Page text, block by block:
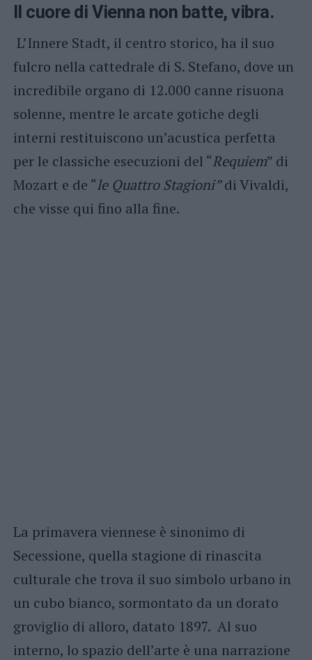
Il cuore di Vienna non batte, vibra.
L’Innere Stadt, il centro storico, ha il suo
fulcro nella cattedrale di S. Stefano, dove un
incredibile organo di 12.000 canne risuona
solenne, mentre le arcate gotiche degli
interni restituiscono un’acustica perfetta
per le classiche esecuzioni del “Requiem” di
Mozart e de “le Quattro Stagioni”di Vivaldi,
che visse qui fino alla fine.
La primavera viennese è sinonimo di
Secessione, quella stagione di rinascita
culturale che trova il suo simbolo urbano in
un cubo bianco, sormontato da un dorato
groviglio di alloro, datato 1897. Al suo
interno, lo spazio dell’arte è una narrazione